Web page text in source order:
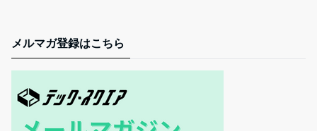
メルマガ登録はこちら